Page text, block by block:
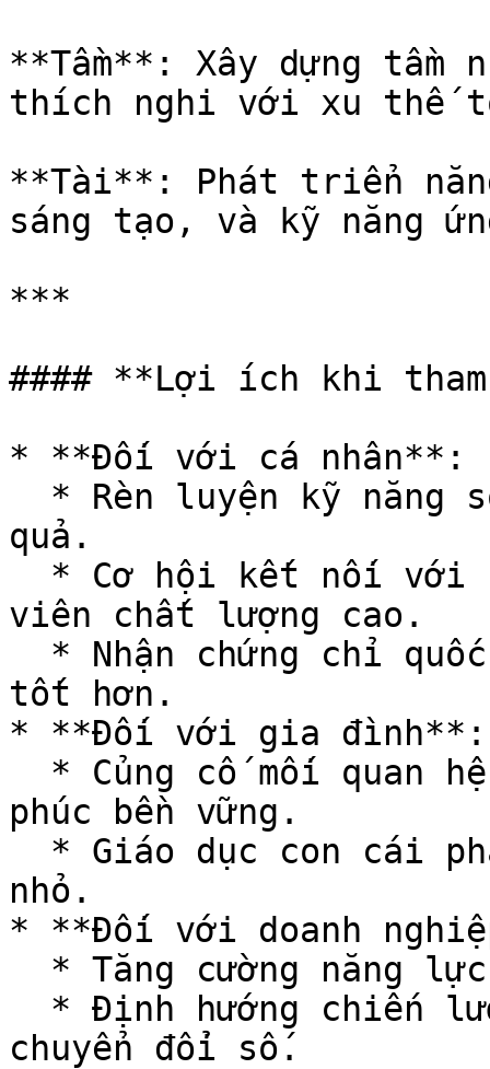
**Tầm**: Xây dựng tầm
thích nghi với xu thế
**Tài**: Phát triển
sáng tạo, và kỹ năng
***
#### **Lợi ích khi
* **Đối với cá nhân**:
quả.
viên chất lượng cao.
tốt hơn.
* **Đối với gia đình**:
phúc bền vững.
nhỏ.
* **Đối với doanh
chuyển đổi số.